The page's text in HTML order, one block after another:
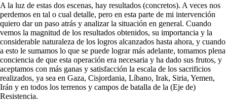
A la luz de estas dos escenas, hay resultados (concretos). A veces nos
perdemos en tal o cual detalle, pero en esta parte de mi intervención
quiero dar un paso atrás y analizar la situación en general. Cuando
vemos la magnitud de los resultados obtenidos, su importancia y la
considerable naturaleza de los logros alcanzados hasta ahora, y cuando
a esto le sumamos lo que se puede lograr más adelante, tomamos plena
conciencia de que esta operación era necesaria y ha dado sus frutos, y
aceptamos con más ganas y satisfacción la escala de los sacrificios
realizados, ya sea en Gaza, Cisjordania, Líbano, Irak, Siria, Yemen,
Irán y en todos los terrenos y campos de batalla de la (Eje ​​de)
Resistencia.